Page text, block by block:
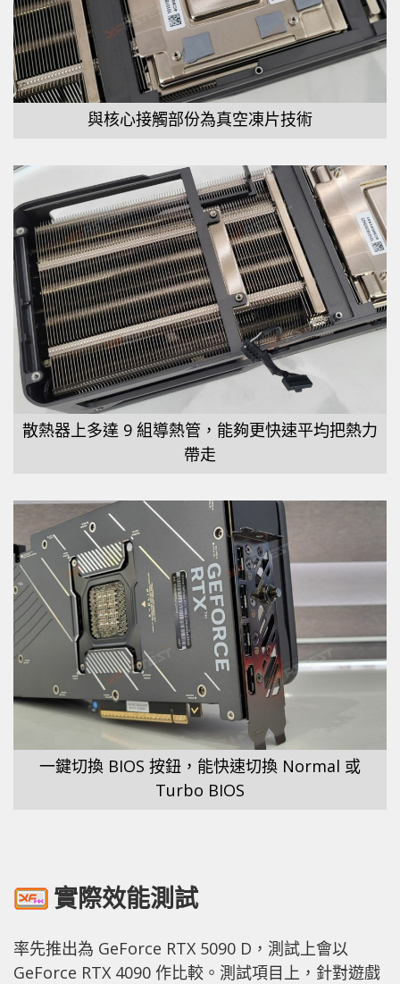
與核心接觸部份為真空凍片技術
散熱器上多達 9 組導熱管，能夠更快速平均把熱力
帶走
一鍵切換 BIOS 按鈕，能快速切換 Normal 或
Turbo BIOS
實際效能測試
率先推出為 GeForce RTX 5090 D，測試上會以
GeForce RTX 4090 作比較。測試項目上，針對遊戲